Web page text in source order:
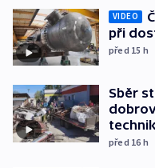
VIDEO
při
před 15 h
Sběr
před 16 h